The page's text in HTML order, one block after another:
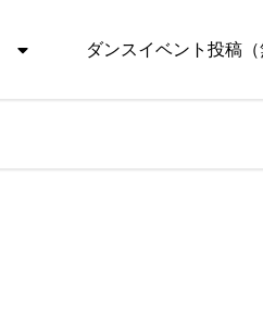
ダンスイベント投稿（